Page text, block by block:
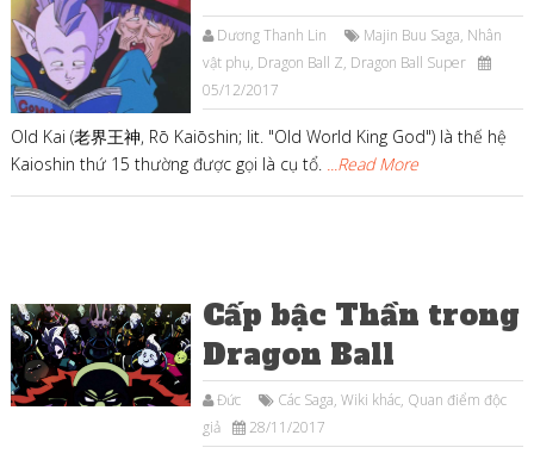
Dương Thanh Lin Majin Buu Saga, Nhân
vật phụ, Dragon Ball Z, Dragon Ball Super
05/12/2017
Old Kai (老界王神, Rō Kaiōshin; lit. "Old World King God") là thế hệ
Kaioshin thứ 15 thường được gọi là cụ tổ. ...Read More
Cấp bậc Thần trong
Dragon Ball
Đức Các Saga,Wiki khác, Quan điểm độc
giả
28/11/2017